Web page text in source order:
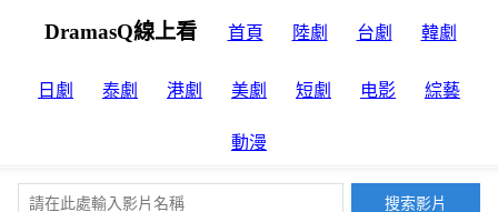
DramasQ線上看 首頁 陸劇 台劇 韓劇
日劇 泰劇 港劇 美劇 短劇 电影 綜藝
動漫